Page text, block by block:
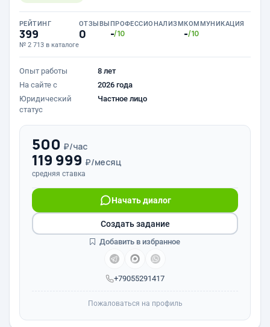
РЕЙТИНГ
399
№ 2 713 в каталоге
ОТЗЫВЫ
0
ПРОФЕССИОНАЛИЗМ
-/10
КОММУНИКАЦИЯ
-/10
Опыт работы
8 лет
На сайте с
2026 года
Юридический
статус
Частное лицо
500 ₽/час
119 999 ₽/месяц
средняя ставка
+79055291417
Начать диалог
Создать задание
Добавить в избранное
Пожаловаться на профиль